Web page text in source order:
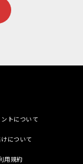
トについて
について
用規約